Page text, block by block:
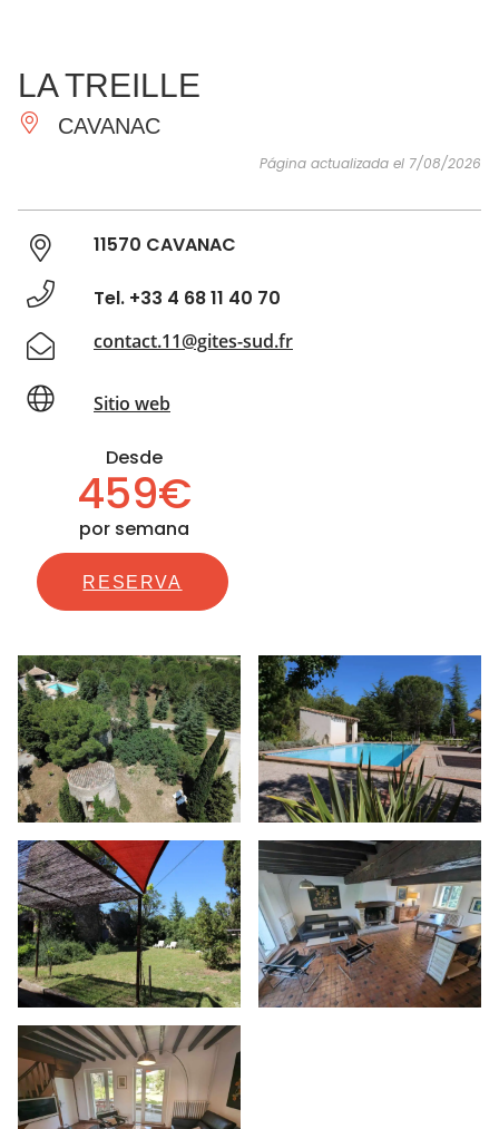
IMPRESCINDIBLES
HACER
LA TREILLE
CAVANAC
Página actualizada el 7/08/2026
11570 CAVANAC
Tel. +33 4 68 11 40 70
contact.11@gites-sud.fr
Sitio web
Desde
459€
por semana
RESERVA